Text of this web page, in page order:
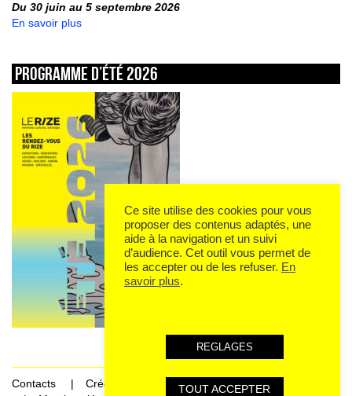
Du 30 juin au 5 septembre 2026
En savoir plus
Programme d’été 2026
Contacts
Crédits
Ce site utilise des cookies pour vous
proposer des contenus adaptés, une
aide à la navigation et un suivi
d’audience. Cet outil vous permet de
les accepter ou de les refuser. En
savoir plus.
REGLAGES
TOUT ACCEPTER